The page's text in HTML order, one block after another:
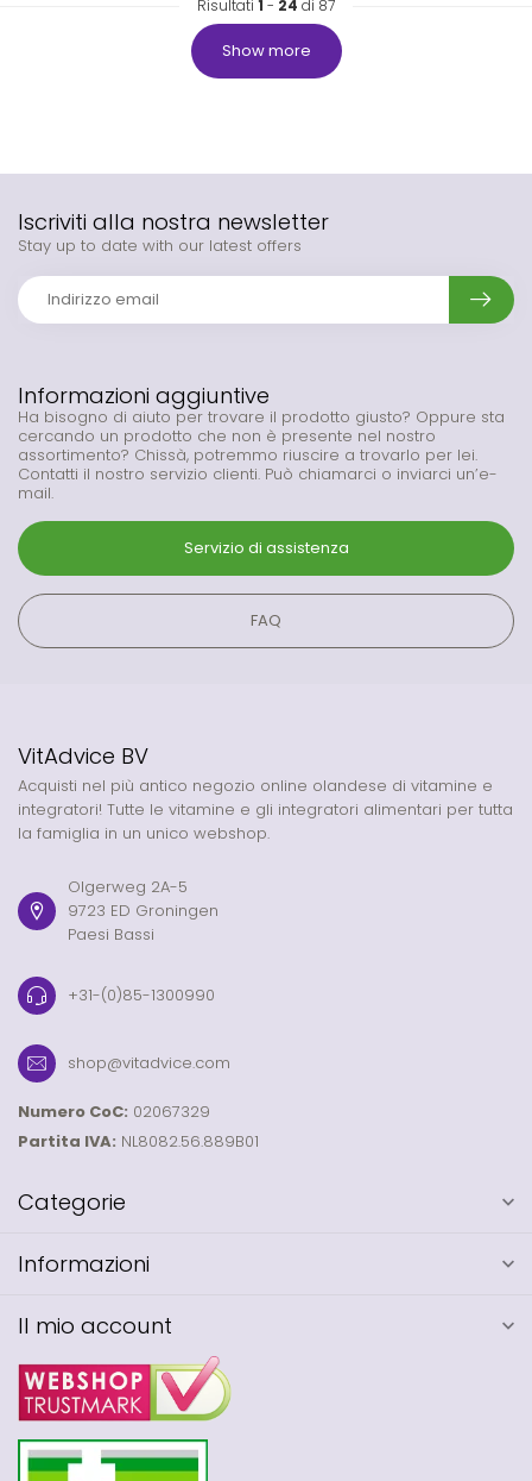
Risultati 1 - 24 di 87
Show more
Informazioni aggiuntive
Ha bisogno di aiuto per trovare il prodotto giusto? Oppure sta
cercando un prodotto che non è presente nel nostro
assortimento? Chissà, potremmo riuscire a trovarlo per lei.
Contatti il nostro servizio clienti. Può chiamarci o inviarci un’e-
mail.
Servizio di assistenza
FAQ
Iscriviti alla nostra newsletter
Stay up to date with our latest offers
VitAdvice BV
Acquisti nel più antico negozio online olandese di vitamine e
integratori! Tutte le vitamine e gli integratori alimentari per tutta
la famiglia in un unico webshop.
Olgerweg 2A-5
9723 ED Groningen
Paesi Bassi
+31-(0)85-1300990
shop@vitadvice.com
Numero CoC: 02067329
Partita IVA: NL8082.56.889B01
Categorie
Informazioni
Il mio account